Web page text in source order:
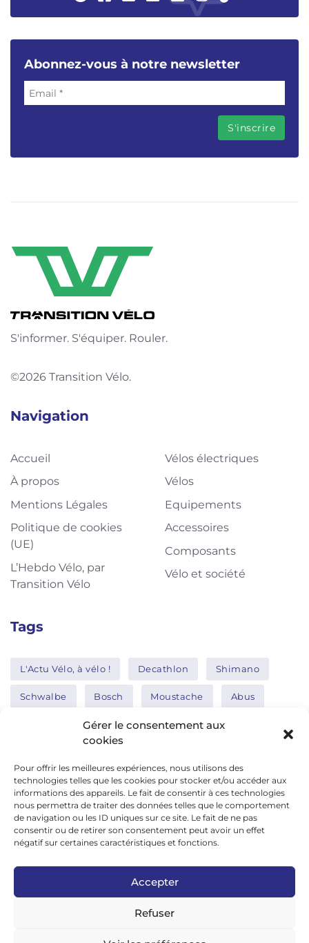
Gérer le consentement aux
cookies
Pour offrir les meilleures expériences, nous utilisons des
technologies telles que les cookies pour stocker et/ou accéder aux
informations des appareils. Le fait de consentir à ces technologies
nous permettra de traiter des données telles que le comportement
de navigation ou les ID uniques sur ce site. Le fait de ne pas
consentir ou de retirer son consentement peut avoir un effet
négatif sur certaines caractéristiques et fonctions.
Accepter
Refuser
Abonnez-vous à notre newsletter
S'informer. S'équiper. Rouler.
©2026 Transition Vélo.
Navigation
Accueil
À propos
Mentions Légales
Politique de cookies
(UE)
L’Hebdo Vélo, par
Transition Vélo
Vélos électriques
Vélos
Equipements
Accessoires
Composants
Vélo et société
Tags
L'Actu Vélo, à vélo ! Decathlon Shimano
Schwalbe Bosch Moustache Abus
Thule Nakamura
Réseaux sociaux
google news
facebook
twitter